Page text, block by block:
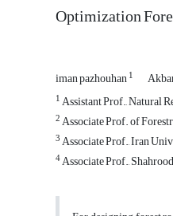
Optimization
iman pazhouhan1
1Assistant Prof., Natural
2Associate Prof. of
3Associate Prof., Iran
4Associate Prof.,